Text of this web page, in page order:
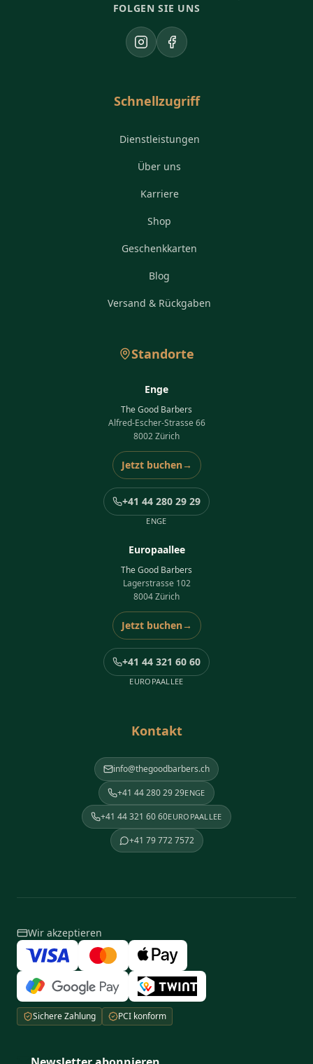
FOLGEN SIE UNS
InstagramFacebook
Schnellzugriff
Dienstleistungen
Über uns
Karriere
Shop
Geschenkkarten
Blog
Versand & Rückgaben
Standorte
Enge
The Good Barbers
Alfred-Escher-Strasse 66
8002 Zürich
Jetzt buchen→
+41 44 280 29 29
ENGE
Europaallee
The Good Barbers
Lagerstrasse 102
8004 Zürich
Jetzt buchen→
+41 44 321 60 60
EUROPAALLEE
Kontakt
info@thegoodbarbers.ch
+41 44 280 29 29ENGE
+41 44 321 60 60EUROPAALLEE
+41 79 772 7572
Wir akzeptieren
Sichere Zahlung PCI konform